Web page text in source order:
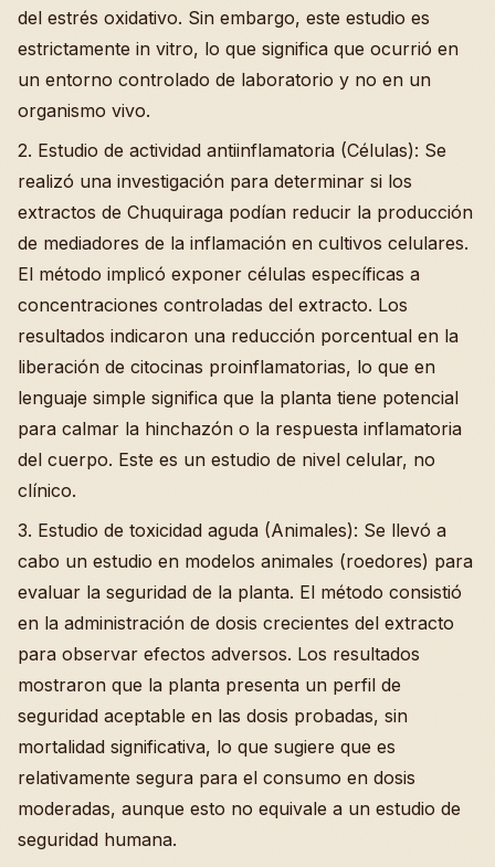
del estrés oxidativo. Sin embargo, este estudio es
estrictamente in vitro, lo que significa que ocurrió en
un entorno controlado de laboratorio y no en un
organismo vivo.
2. Estudio de actividad antiinflamatoria (Células): Se
realizó una investigación para determinar si los
extractos de Chuquiraga podían reducir la producción
de mediadores de la inflamación en cultivos celulares.
El método implicó exponer células específicas a
concentraciones controladas del extracto. Los
resultados indicaron una reducción porcentual en la
liberación de citocinas proinflamatorias, lo que en
lenguaje simple significa que la planta tiene potencial
para calmar la hinchazón o la respuesta inflamatoria
del cuerpo. Este es un estudio de nivel celular, no
clínico.
3. Estudio de toxicidad aguda (Animales): Se llevó a
cabo un estudio en modelos animales (roedores) para
evaluar la seguridad de la planta. El método consistió
en la administración de dosis crecientes del extracto
para observar efectos adversos. Los resultados
mostraron que la planta presenta un perfil de
seguridad aceptable en las dosis probadas, sin
mortalidad significativa, lo que sugiere que es
relativamente segura para el consumo en dosis
moderadas, aunque esto no equivale a un estudio de
seguridad humana.